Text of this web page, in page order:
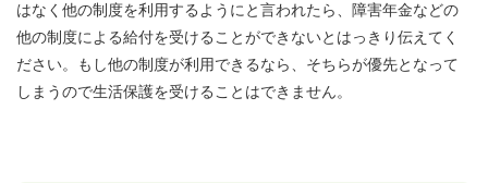
はなく他の制度を利用するようにと言われたら、障害年金などの
他の制度による給付を受けることができないとはっきり伝えてく
ださい。もし他の制度が利用できるなら、そちらが優先となって
しまうので生活保護を受けることはできません。